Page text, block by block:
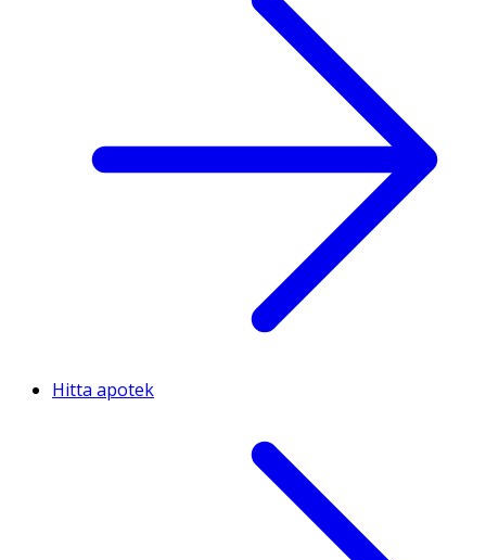
Hitta apotek